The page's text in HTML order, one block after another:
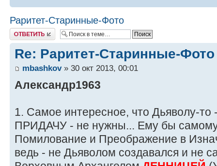
Раритет-Старинные-Фото
Ответить
Re: Раритет-Старинные-Фото
mbashkov» 30 окт 2013, 00:01
Александр1963
1. Самое интересное, что Дьяволу-
ПРИДАЧУ - не нужны... Ему бы
Помилование и Преображение в
ведь - не Дьяволом создавался и не